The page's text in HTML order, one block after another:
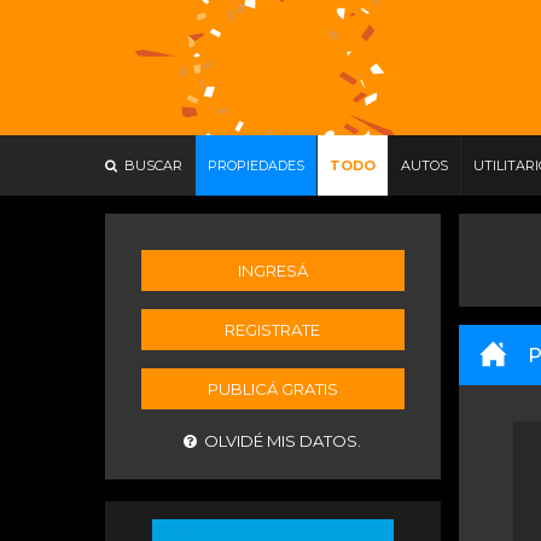
BUSCAR PROPIEDADES TODO AUTOS
INGRESÁ
REGISTRATE
PUBLICÁ GRATIS
OLVIDÉ MIS DATOS.